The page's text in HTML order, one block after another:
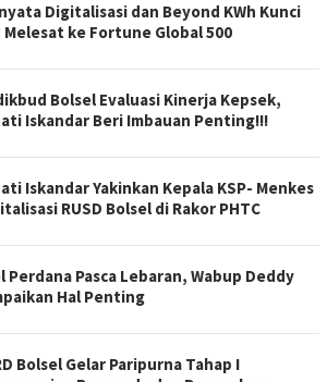
Digitalisasi dan Beyond KWh Kunci
Melesat ke Fortune Global 500
Bolsel Evaluasi Kinerja Kepsek,
Iskandar Beri Imbauan Penting!!!
Iskandar Yakinkan Kepala KSP- Menkes
RUSD Bolsel di Rakor PHTC
Perdana Pasca Lebaran, Wabup Deddy
Hal Penting
Bolsel Gelar Paripurna Tahap I